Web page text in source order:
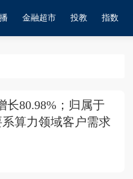
金融超市 投教 指数
长80.98%；归属于
系算力领域客户需求